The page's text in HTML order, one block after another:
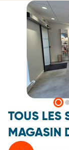
TOUS LES
MAGASIN